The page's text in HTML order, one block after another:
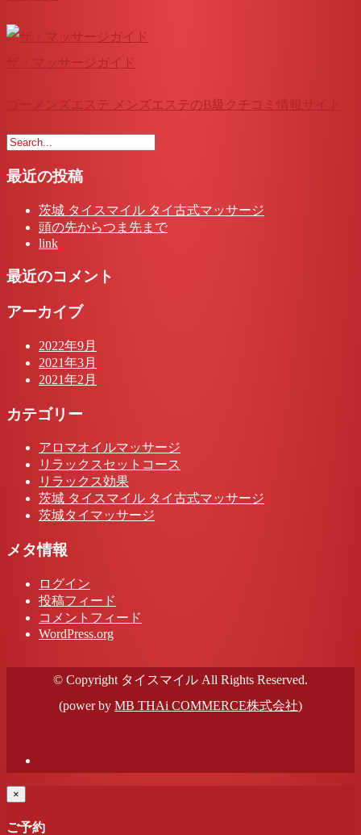
ザ・マッサージガイド
ゴーメンズエステ メンズエステのB級クチコミ情報サイト
最近の投稿
茨城 タイスマイル タイ古式マッサージ
頭の先からつま先まで
link
最近のコメント
アーカイブ
2022年9月
2021年3月
2021年2月
カテゴリー
アロマオイルマッサージ
リラックスセットコース
リラックス効果
茨城 タイスマイル タイ古式マッサージ
茨城タイマッサージ
メタ情報
ログイン
投稿フィード
コメントフィード
WordPress.org
© Copyright タイスマイル All Rights Reserved.
(power by MB THAi COMMERCE株式会社)
×
ご予約